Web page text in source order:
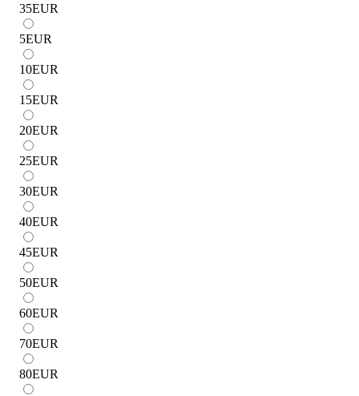
35EUR
5EUR
10EUR
15EUR
20EUR
25EUR
30EUR
40EUR
45EUR
50EUR
60EUR
70EUR
80EUR